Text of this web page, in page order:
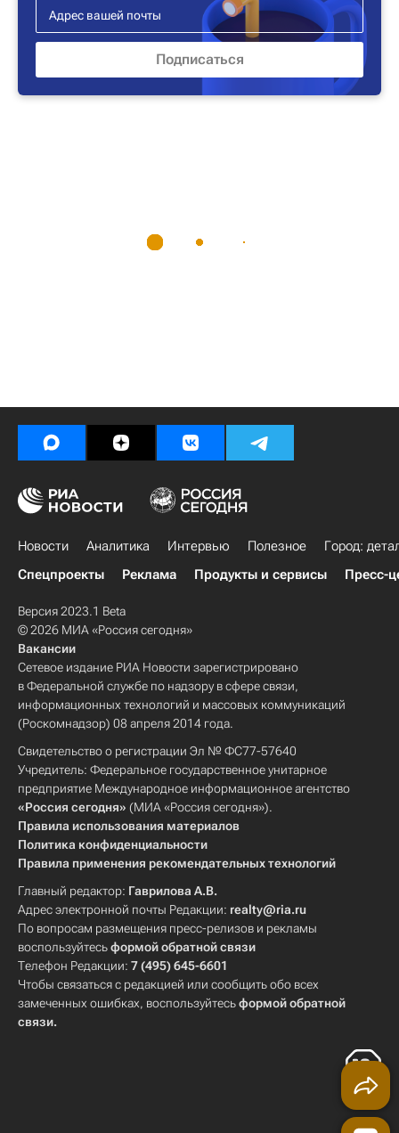
Новости Аналитика Интервью Полезное
Город:
Спецпроекты
Реклама Продукты и сервисы Пресс-
Версия 2023.1 Beta
© 2026 МИА «Россия сегодня»
Вакансии
Сетевое издание РИА Новости зарегистрировано
в Федеральной службе по надзору в сфере связи,
информационных технологий и массовых коммуникаций
(Роскомнадзор) 08 апреля 2014 года.
Свидетельство о регистрации Эл № ФС77-57640
Учредитель: Федеральное государственное унитарное
предприятие Международное информационное агентство
«Россия сегодня» (МИА «Россия сегодня»).
Правила использования материалов
Политика конфиденциальности
Правила применения рекомендательных технологий
Главный редактор: Гаврилова А.В.
Адрес электронной почты Редакции: realty@ria.ru
По вопросам размещения пресс-релизов и рекламы
воспользуйтесьформой обратной связи
Телефон Редакции: 7 (495) 645-6601
Чтобы связаться с редакцией или сообщить обо всех
замеченных ошибках, воспользуйтесьформой обратной
связи.